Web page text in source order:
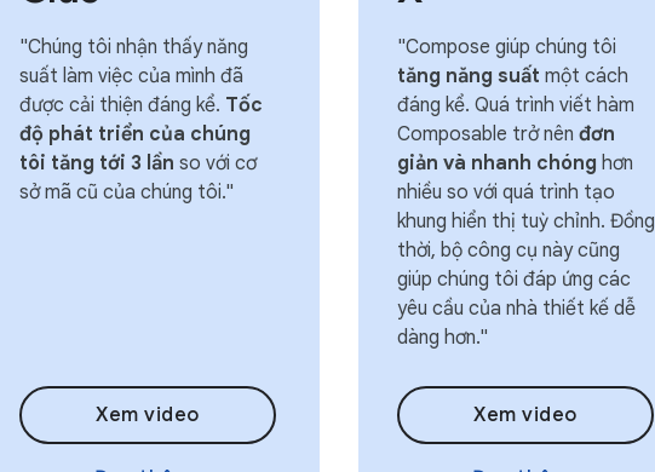
"Chúng tôi nhận thấy năng
suất làm việc của mình đã
được cải thiện đáng kể. Tốc
độ phát triển của chúng
tôi tăng tới 3 lần so với cơ
sở mã cũ của chúng tôi."
Xem video
"Compose giúp chúng tôi
tăng năng suất một cách
đáng kể. Quá trình viết hàm
Composable trở nên đơn
giản và nhanh chóng hơn
nhiều so với quá trình tạo
khung hiển thị tuỳ chỉnh. Đồng
thời, bộ công cụ này cũng
giúp chúng tôi đáp ứng các
yêu cầu của nhà thiết kế dễ
dàng hơn."
Xem video